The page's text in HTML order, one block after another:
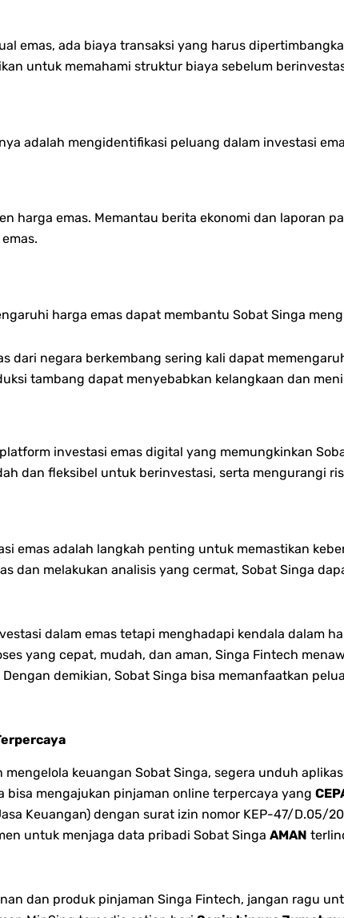
emas, ada biaya transaksi yang harus
untuk memahami struktur biaya sebelum
adalah mengidentifikasi peluang dalam investasi
harga emas. Memantau berita ekonomi dan laporan
harga emas dapat membantu Sobat Singa
dari negara berkembang sering kali dapat
tambang dapat menyebabkan kelangkaan dan
investasi emas digital yang memungkinkan
dan fleksibel untuk berinvestasi, serta mengurangi
emas adalah langkah penting untuk memastikan
dan melakukan analisis yang cermat, Sobat Singa
dalam emas tetapi menghadapi kendala dalam
yang cepat, mudah, dan aman, Singa Fintech
demikian, Sobat Singa bisa memanfaatkan
keuangan Sobat Singa, segera unduh
bisa mengajukan pinjaman online terpercaya yang
Keuangan) dengan surat izin nomor KEP-47/D.05/
untuk menjaga data pribadi Sobat Singa AMAN
dan produk pinjaman Singa Fintech, jangan ragu